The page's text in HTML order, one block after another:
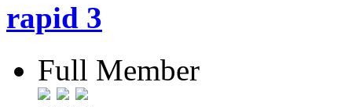
rapid 3
Full Member